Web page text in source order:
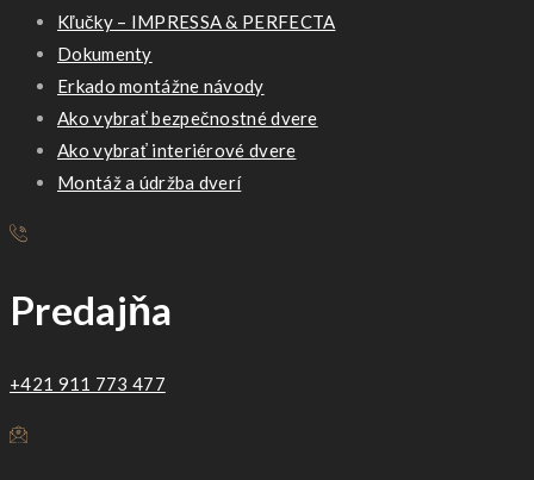
Kľučky – IMPRESSA & PERFECTA
Dokumenty
Erkado montážne návody
Ako vybrať bezpečnostné dvere
Ako vybrať interiérové dvere
Montáž a údržba dverí
Predajňa
+421 911 773 477